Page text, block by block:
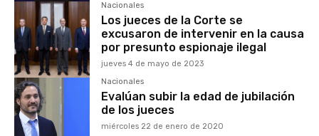
Nacionales
Los jueces de la Corte se
excusaron de intervenir en la causa
por presunto espionaje ilegal
jueves 4 de mayo de 2023
Nacionales
Evalúan subir la edad de jubilación
de los jueces
miércoles 22 de enero de 2020